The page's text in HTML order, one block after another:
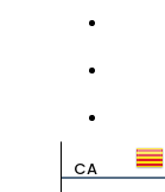
CA